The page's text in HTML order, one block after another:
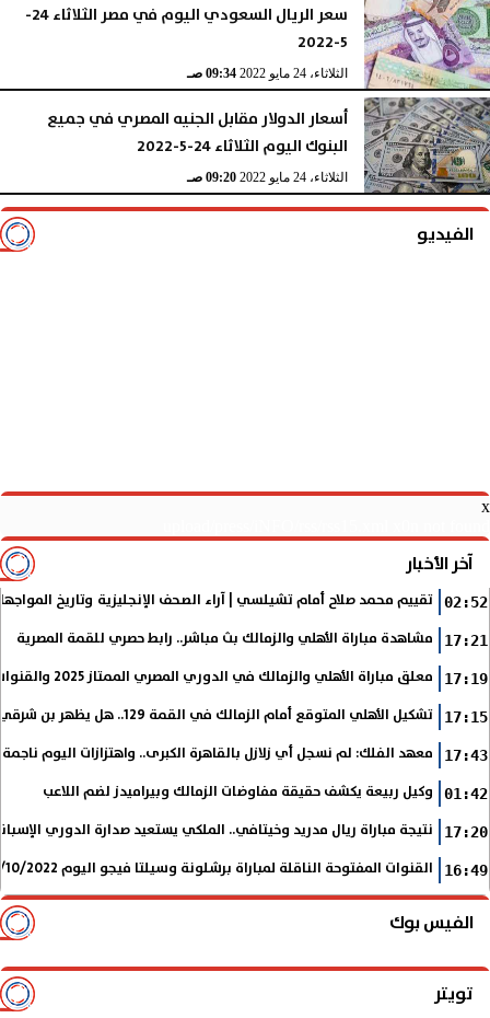
سعر الريال السعودي اليوم في مصر الثلاثاء 24-
5-2022
الثلاثاء، 24 مايو 2022 09:34 صـ
أسعار الدولار مقابل الجنيه المصري في جميع
البنوك اليوم الثلاثاء 24-5-2022
الثلاثاء، 24 مايو 2022 09:20 صـ
الفيديو
x
آخر الأخبار
02:52 تقييم محمد صلاح أمام تشيلسي | آراء الصحف الإنجليزية وتاريخ
17:21 مشاهدة مباراة الأهلي والزمالك بث مباشر.. رابط حصري للقمة المصرية
17:19 معلق مباراة الأهلي والزمالك في الدوري المصري الممتاز 2025 والقنوات الناقلة
17:15 تشكيل الأهلي المتوقع أمام الزمالك في القمة 129.. هل يظهر بن شرقي؟
17:43 معهد الفلك: لم نسجل أي زلازل بالقاهرة الكبرى.. واهتزازات اليوم
01:42 وكيل ربيعة يكشف حقيقة مفاوضات الزمالك وبيراميدز لضم اللاعب
17:20 نتيجة مباراة ريال مدريد وخيتافي.. الملكي يستعيد صدارة الدوري
16:49 القنوات المفتوحة الناقلة لمباراة برشلونة وسيلتا فيجو اليوم 9/10/2022 في الدوري الإسباني
الفيس بوك
تويتر